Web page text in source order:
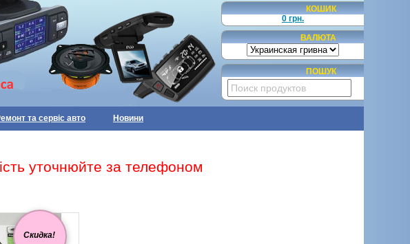
КОШИК
0 грн.
ВАЛЮТА
ПОШУК
та сервіс авто Новини
уточнюйте за телефоном
Скидка!